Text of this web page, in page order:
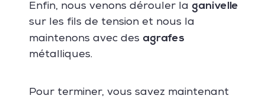
Enfin, nous venons dérouler la ganivelle
sur les fils de tension et nous la
maintenons avec des agrafes
métalliques.
Pour terminer, vous savez maintenant